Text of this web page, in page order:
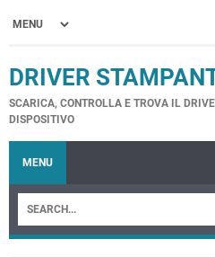
DRIVER
SCARICA, CONTROLLA E TROVA IL
DISPOSITIVO
MENU